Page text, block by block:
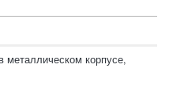
металлическом корпусе,